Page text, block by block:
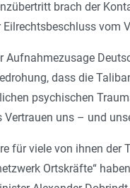
brach der
vom
dass die
psychischen
uns – und
für viele von ihnen
Ortskräfte“